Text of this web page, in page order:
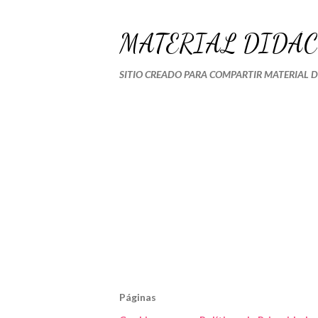
MATERIAL
SITIO CREADO PARA COMPARTIR MATERIAL
Páginas